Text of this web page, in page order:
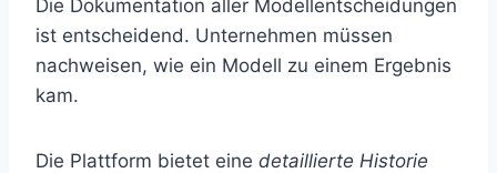
Die Dokumentation aller Modellentscheidungen
ist entscheidend. Unternehmen müssen
nachweisen, wie ein Modell zu einem Ergebnis
kam.
Die Plattform bietet eine detaillierte Historie